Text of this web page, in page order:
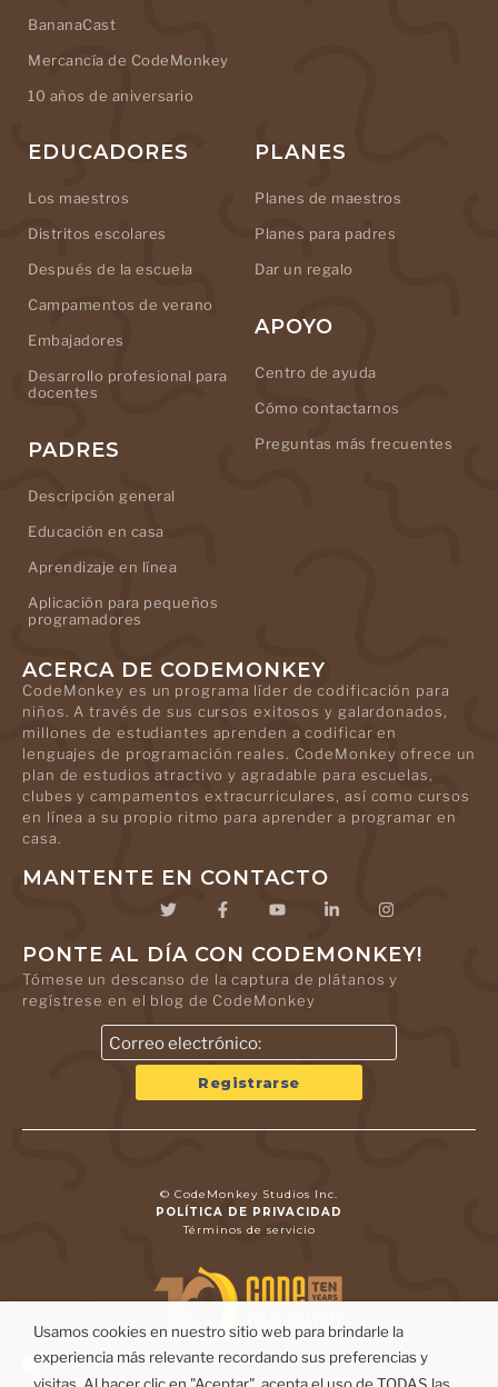
BananaCast
Mercancía de CodeMonkey
10 años de aniversario
EDUCADORES
Los maestros
Distritos escolares
Después de la escuela
Campamentos de verano
Embajadores
Desarrollo profesional para
docentes
PADRES
Descripción general
Educación en casa
Aprendizaje en línea
Aplicación para pequeños
programadores
PLANES
Planes de maestros
Planes para padres
Dar un regalo
APOYO
Centro de ayuda
Cómo contactarnos
Preguntas más frecuentes
ACERCA DE CODEMONKEY
CodeMonkey es un programa líder de codificación para
niños. A través de sus cursos exitosos y galardonados,
millones de estudiantes aprenden a codificar en
lenguajes de programación reales. CodeMonkey ofrece un
plan de estudios atractivo y agradable para escuelas,
clubes y campamentos extracurriculares, así como cursos
en línea a su propio ritmo para aprender a programar en
casa.
MANTENTE EN CONTACTO
PONTE AL DÍA CON CODEMONKEY!
Tómese un descanso de la captura de plátanos y
regístrese en el blog de CodeMonkey
© CodeMonkey Studios Inc.
POLÍTICA DE PRIVACIDAD
Términos de servicio
Usamos cookies en nuestro sitio web para brindarle la
experiencia más relevante recordando sus preferencias y